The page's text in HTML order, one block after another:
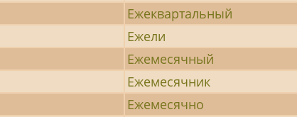
Ежеквартальный
Ежели
Ежемесячный
Ежемесячник
Ежемесячно